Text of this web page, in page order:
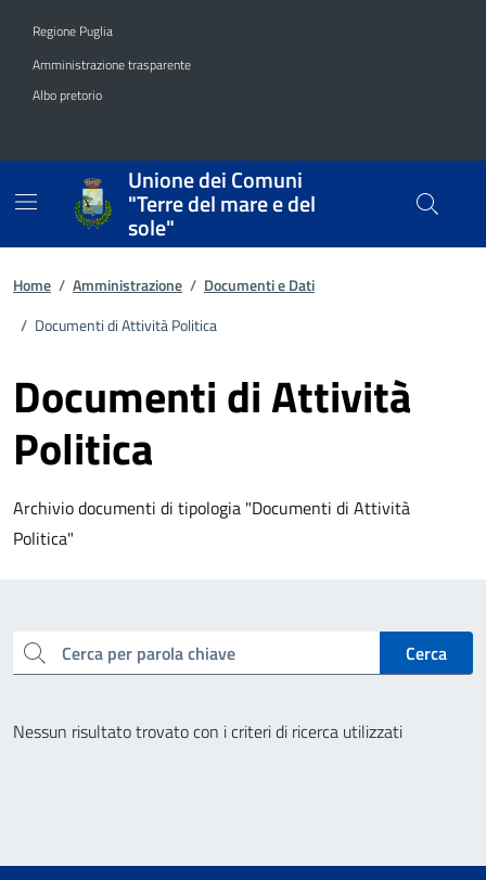
Regione Puglia
Amministrazione trasparente
Albo pretorio
Unione dei Comuni
"Terre del mare e del
sole"
Home / Amministrazione / Documenti e Dati
/ Documenti di Attività Politica
Documenti di Attività
Politica
Archivio documenti di tipologia "Documenti di Attività
Politica"
cerca Cerca
Nessun risultato trovato con i criteri di ricerca utilizzati